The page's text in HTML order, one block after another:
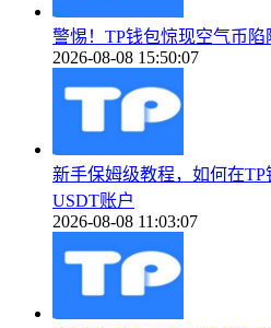
警惕！TP钱包惊现空气币
2026-08-08 15:50:07
新手保姆级教程，如何在TP
USDT账户
2026-08-08 11:03:07